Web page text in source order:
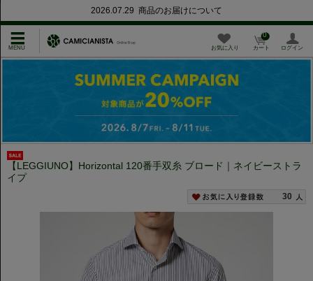
2026.07.29 商品のお届けについて
お気に入り カート
0
ログイン
【LEGGIUNO】Horizontal 120番手双糸 ブロード｜ネイビーストラ
イプ
30